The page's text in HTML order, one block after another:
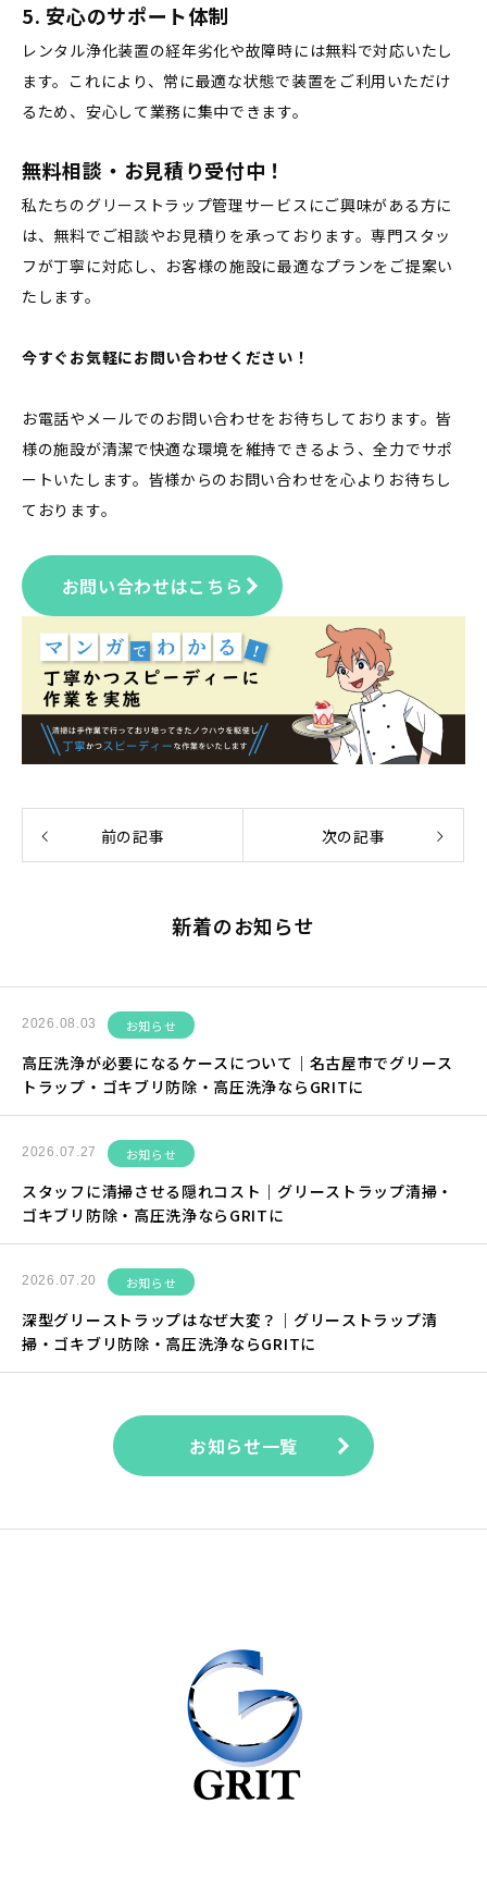
5. 安心のサポート体制
レンタル浄化装置の経年劣化や故障時には無料で対応いたし
ます。これにより、常に最適な状態で装置をご利用いただけ
るため、安心して業務に集中できます。
無料相談・お見積り受付中！
私たちのグリーストラップ管理サービスにご興味がある方に
は、無料でご相談やお見積りを承っております。専門スタッ
フが丁寧に対応し、お客様の施設に最適なプランをご提案い
たします。
今すぐお気軽にお問い合わせください！
お電話やメールでのお問い合わせをお待ちしております。皆
様の施設が清潔で快適な環境を維持できるよう、全力でサポ
ートいたします。皆様からのお問い合わせを心よりお待ちし
ております。
お問い合わせはこちら
前の記事 次の記事
新着のお知らせ
2026.08.03 お知らせ
高圧洗浄が必要になるケースについて｜名古屋市でグリース
トラップ・ゴキブリ防除・高圧洗浄ならGRITに
2026.07.27 お知らせ
スタッフに清掃させる隠れコスト｜グリーストラップ清掃・
ゴキブリ防除・高圧洗浄ならGRITに
2026.07.20 お知らせ
深型グリーストラップはなぜ大変？｜グリーストラップ清
掃・ゴキブリ防除・高圧洗浄ならGRITに
お知らせ一覧